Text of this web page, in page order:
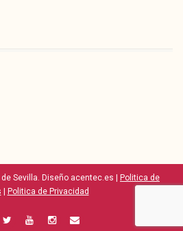
Sevilla. Diseño acentec.es | Politica de
| Politica de Privacidad